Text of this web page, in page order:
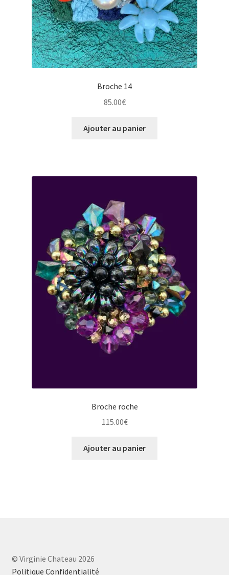
Broche 14
85.00€
Ajouter au panier
Broche roche
115.00€
Ajouter au panier
© Virginie Chateau 2026
Politique Confidentialité